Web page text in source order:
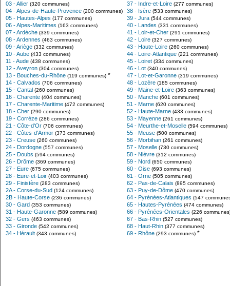
03 - Allier (320 communes)
04 - Alpes-de-Haute-Provence (200 communes)
05 - Hautes-Alpes (177 communes)
06 - Alpes-Maritimes (163 communes)
07 - Ardèche (339 communes)
08 - Ardennes (463 communes)
09 - Ariège (332 communes)
10 - Aube (433 communes)
11 - Aude (438 communes)
12 - Aveyron (304 communes)
13 - Bouches-du-Rhône (119 communes) *
14 - Calvados (706 communes)
15 - Cantal (260 communes)
16 - Charente (404 communes)
17 - Charente-Maritime (472 communes)
18 - Cher (290 communes)
19 - Corrèze (286 communes)
21 - Côte-d'Or (706 communes)
22 - Côtes-d'Armor (373 communes)
23 - Creuse (260 communes)
24 - Dordogne (557 communes)
25 - Doubs (594 communes)
26 - Drôme (369 communes)
27 - Eure (675 communes)
28 - Eure-et-Loir (403 communes)
29 - Finistère (283 communes)
2A - Corse-du-Sud (124 communes)
2B - Haute-Corse (236 communes)
30 - Gard (353 communes)
31 - Haute-Garonne (589 communes)
32 - Gers (463 communes)
33 - Gironde (542 communes)
34 - Hérault (343 communes)
37 - Indre-et-Loire (277 communes)
38 - Isère (533 communes)
39 - Jura (544 communes)
40 - Landes (331 communes)
41 - Loir-et-Cher (291 communes)
42 - Loire (327 communes)
43 - Haute-Loire (260 communes)
44 - Loire-Atlantique (221 communes)
45 - Loiret (334 communes)
46 - Lot (340 communes)
47 - Lot-et-Garonne (319 communes)
48 - Lozère (185 communes)
49 - Maine-et-Loire (363 communes)
50 - Manche (601 communes)
51 - Marne (620 communes)
52 - Haute-Marne (433 communes)
53 - Mayenne (261 communes)
54 - Meurthe-et-Moselle (594 communes)
55 - Meuse (500 communes)
56 - Morbihan (261 communes)
57 - Moselle (730 communes)
58 - Nièvre (312 communes)
59 - Nord (650 communes)
60 - Oise (693 communes)
61 - Orne (505 communes)
62 - Pas-de-Calais (895 communes)
63 - Puy-de-Dôme (470 communes)
64 - Pyrénées-Atlantiques (547
65 - Hautes-Pyrénées (474 communes)
66 - Pyrénées-Orientales (226
67 - Bas-Rhin (527 communes)
68 - Haut-Rhin (377 communes)
69 - Rhône (293 communes) *